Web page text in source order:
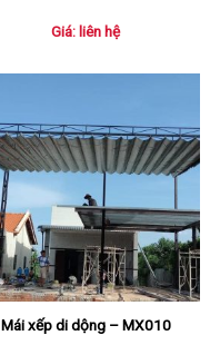
Giá: liên hệ
Mái xếp di dộng – MX010